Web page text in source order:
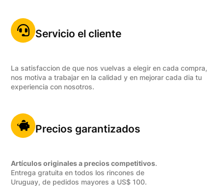
Servicio el cliente
La satisfaccion de que nos vuelvas a elegir en cada compra,
nos motiva a trabajar en la calidad y en mejorar cada dia tu
experiencia con nosotros.
Precios garantizados
Artículos originales a precios competitivos.
Entrega gratuita en todos los rincones de
Uruguay, de pedidos mayores a US$ 100.